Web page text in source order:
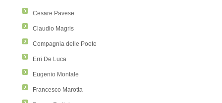
Cesare Pavese
Claudio Magris
Compagnia delle Poete
Erri De Luca
Eugenio Montale
Francesco Marotta